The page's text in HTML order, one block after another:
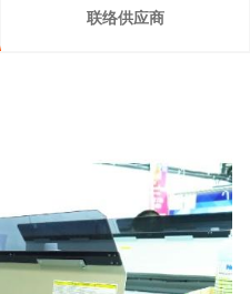
联络供应商